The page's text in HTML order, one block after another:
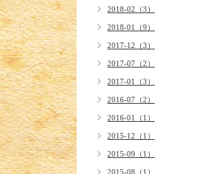
2018-02（3）
2018-01（9）
2017-12（3）
2017-07（2）
2017-01（3）
2016-07（2）
2016-01（1）
2015-12（1）
2015-09（1）
2015-08（1）